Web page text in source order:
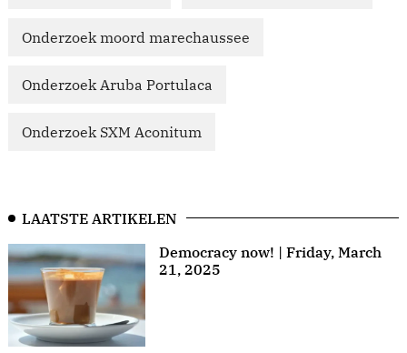
Onderzoek moord marechaussee
Onderzoek Aruba Portulaca
Onderzoek SXM Aconitum
LAATSTE ARTIKELEN
Democracy now! | Friday, March
21, 2025